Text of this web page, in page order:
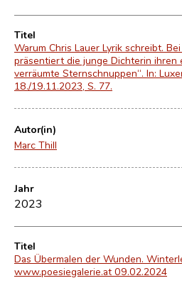
Titel
Warum Chris Lauer Lyrik schreibt.
präsentiert die junge Dichterin ihren
verräumte Sternschnuppen“. In:
18./19.11.2023, S. 77.
Autor(in)
Marc Thill
Jahr
2023
Titel
Das Übermalen der Wunden.
www.poesiegalerie.at 09.02.2024